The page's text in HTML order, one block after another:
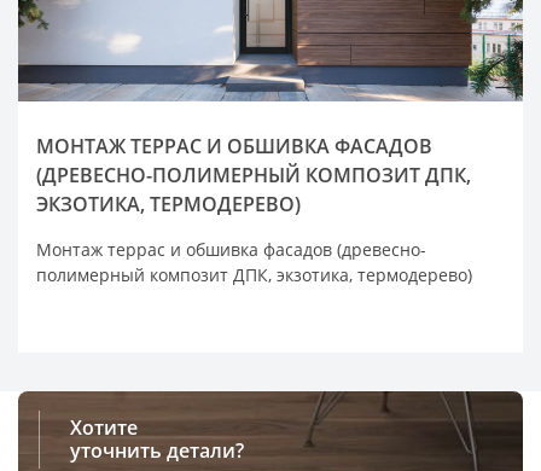
МОНТАЖ ТЕРРАС И ОБШИВКА ФАСАДОВ
(ДРЕВЕСНО-ПОЛИМЕРНЫЙ КОМПОЗИТ ДПК,
ЭКЗОТИКА, ТЕРМОДЕРЕВО)
Монтаж террас и обшивка фасадов (древесно-
полимерный композит ДПК, экзотика, термодерево)
Хотите
уточнить детали?